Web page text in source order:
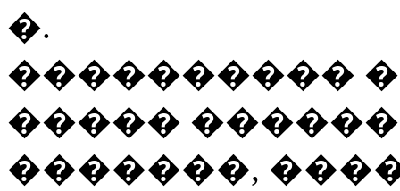
�.
����������
�����
�������,